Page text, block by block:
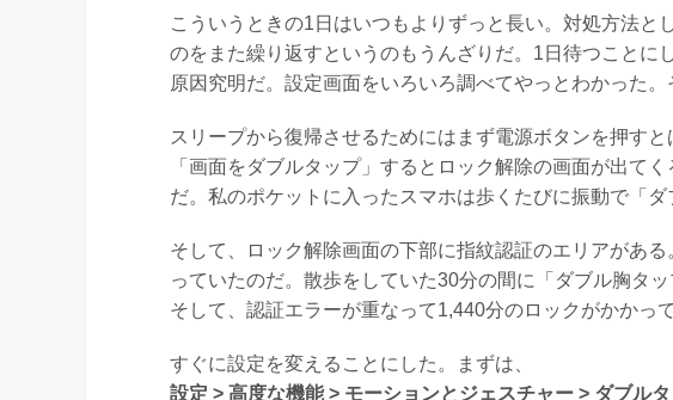
こういうときの1日はいつもよりずっと長い。対処方法と
のをまた繰り返すというのもうんざりだ。1日待つことに
原因究明だ。設定画面をいろいろ調べてやっとわかった。
スリープから復帰させるためにはまず電源ボタンを押す
「画面をダブルタップ」するとロック解除の画面が出て
だ。私のポケットに入ったスマホは歩くたびに振動で「ダ
そして、ロック解除画面の下部に指紋認証のエリアがあ
っていたのだ。散歩をしていた30分の間に「ダブル胸タ
そして、認証エラーが重なって1,440分のロックがかかっ
すぐに設定を変えることにした。まずは、
設定 > 高度な機能 > モーションとジェスチャー > ダブル